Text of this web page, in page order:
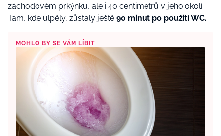
záchodovém prkýnku, ale i 40 centimetrů v jeho okolí.
Tam, kde ulpěly, zůstaly ještě 90 minut po použití WC.
MOHLO BY SE VÁM LÍBIT